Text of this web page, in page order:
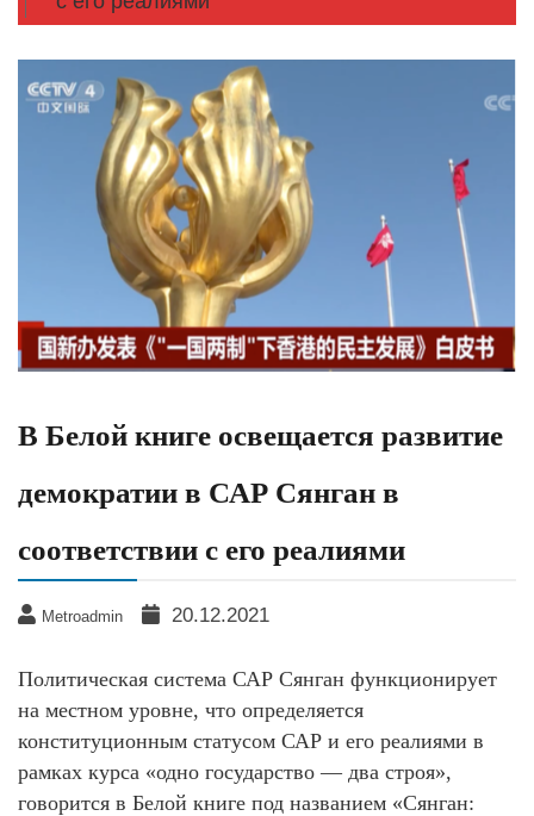
В Белой книге освещается развитие
демократии в САР Сянган в
соответствии с его реалиями
Metroadmin 20.12.2021
Политическая система САР Сянган функционирует
на местном уровне, что определяется
конституционным статусом САР и его реалиями в
рамках курса «одно государство — два строя»,
говорится в Белой книге под названием «Сянган: